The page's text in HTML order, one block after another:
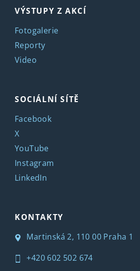
VÝSTUPY Z AKCÍ
Fotogalerie
Reporty
Video
SOCIÁLNÍ SÍTĚ
Facebook
X
YouTube
Instagram
LinkedIn
KONTAKTY
Martinská 2, 110 00 Praha 1
+420 602 502 674